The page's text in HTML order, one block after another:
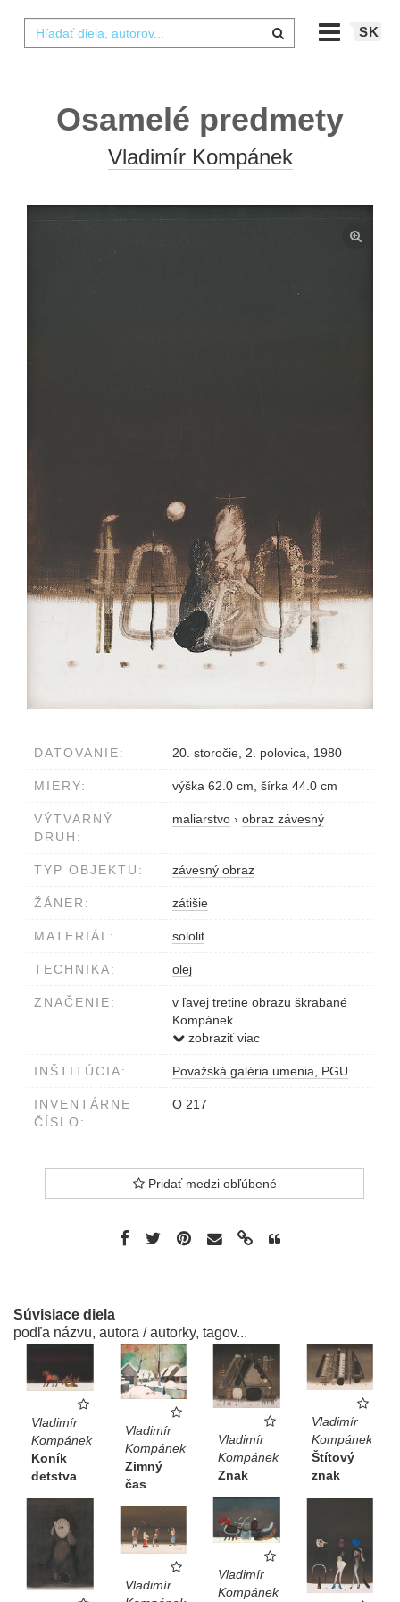
SK
Osamelé predmety
Vladimír Kompánek
DATOVANIE: 20. storočie, 2. polovica, 1980
MIERY: výška 62.0 cm, šírka 44.0 cm
VÝTVARNÝ
DRUH:
maliarstvo › obraz závesný
TYP OBJEKTU: závesný obraz
ŽÁNER: zátišie
MATERIÁL: sololit
TECHNIKA: olej
ZNAČENIE:
v ľavej tretine obrazu škrabané
Kompánek
v pravej tretine škrabané 1980
zobraziť viac
INŠTITÚCIA: Považská galéria umenia, PGU
INVENTÁRNE
ČÍSLO:
O 217
Pridať medzi obľúbené
Súvisiace diela
podľa názvu, autora / autorky, tagov...
Vladimír
Kompánek
Koník
detstva
Vladimír
Kompánek
Zimný
čas
Vladimír
Kompánek
Znak
Vladimír
Kompánek
Štítový
znak
Vladimír
Kompánek
Vladimír